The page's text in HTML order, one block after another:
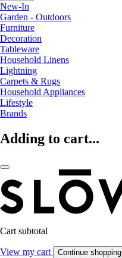
New-In
Garden - Outdoors
Furniture
Decoration
Tableware
Household Linens
Lightning
Carpets & Rugs
Household Appliances
Lifestyle
Brands
Adding to cart...
Cart subtotal
View my cart Continue shopping